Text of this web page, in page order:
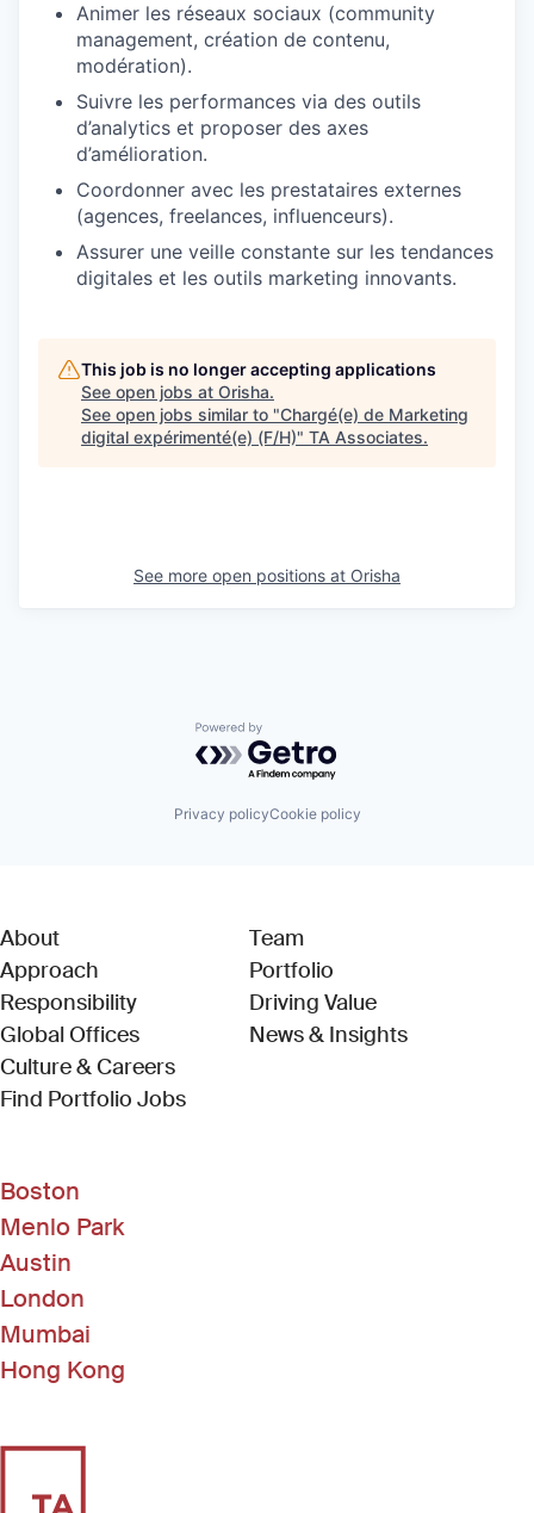
Animer les réseaux sociaux (community
management, création de contenu,
modération).
Suivre les performances via des outils
d’analytics et proposer des axes
d’amélioration.
Coordonner avec les prestataires externes
(agences, freelances, influenceurs).
Assurer une veille constante sur les tendances
digitales et les outils marketing innovants.
This job is no longer accepting applications
See open jobs at Orisha.
See open jobs similar to "Chargé(e) de Marketing
digital expérimenté(e) (F/H)" TA Associates.
See more open positions at Orisha
Powered by Getro.com
Privacy policyCookie policy
About
Approach
Responsibility
Global Offices
Culture & Careers
Find Portfolio Jobs(Link opens in new window)
Team
Portfolio
Driving Value
News & Insights
Boston
Menlo Park
Austin
London
Mumbai
Hong Kong